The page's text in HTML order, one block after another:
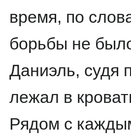
время, по
борьбы не
Даниэль, судя
лежал в
Рядом с